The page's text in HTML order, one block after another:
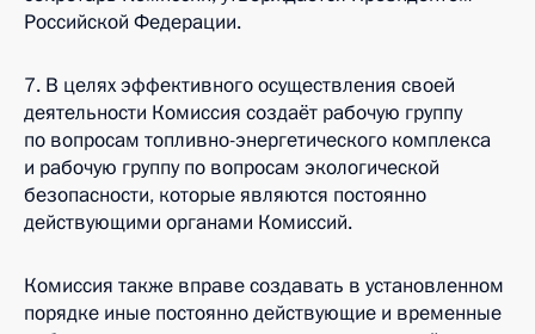
Российской Федерации.
7. В целях эффективного осуществления своей
деятельности Комиссия создаёт рабочую группу
по вопросам топливно-энергетического комплекса
и рабочую группу по вопросам экологической
безопасности, которые являются постоянно
действующими органами Комиссий.
Комиссия также вправе создавать в установленном
порядке иные постоянно действующие и временные